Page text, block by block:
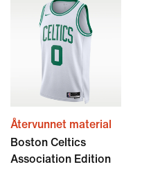
Återvunnet material
Boston Celtics
Association Edition